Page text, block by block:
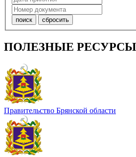
ПОЛЕЗНЫЕ РЕСУРСЫ
Правительство Брянской области